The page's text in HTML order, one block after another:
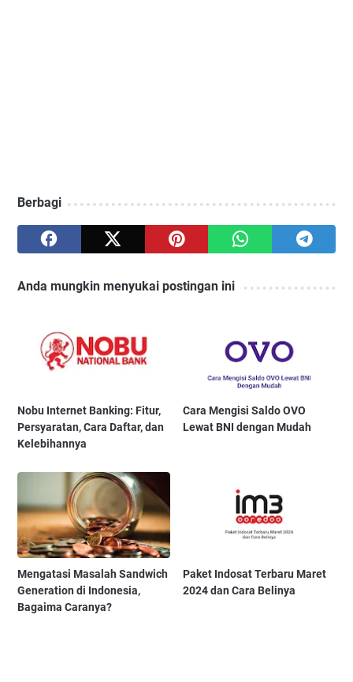
Berbagi
Anda mungkin menyukai postingan ini
Nobu Internet Banking: Fitur,
Persyaratan, Cara Daftar, dan
Kelebihannya
Cara Mengisi Saldo OVO
Lewat BNI dengan Mudah
Mengatasi Masalah Sandwich
Generation di Indonesia,
Bagaima Caranya?
Paket Indosat Terbaru Maret
2024 dan Cara Belinya